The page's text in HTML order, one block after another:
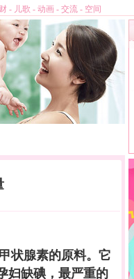
- 儿歌 - 动画 - 交流 - 空间
状腺素的原料。它
妇缺碘，最严重的